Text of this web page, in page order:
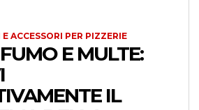
ACCESSORI PER PIZZERIE
E MULTE:
IL